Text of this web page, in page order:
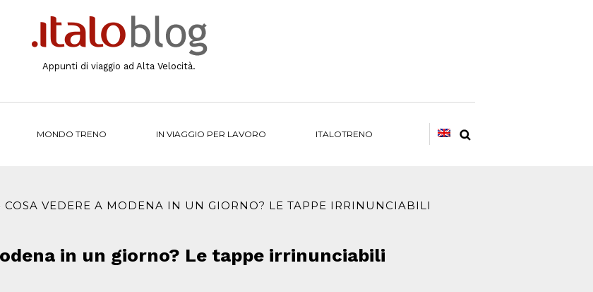
Appunti di viaggio ad Alta Velocità.
MONDO TRENO IN VIAGGIO PER LAVORO ITALOTRENO
COSA VEDERE A MODENA IN UN GIORNO? LE TAPPE IRRINUNCIABILI
in un giorno? Le tappe irrinunciabili